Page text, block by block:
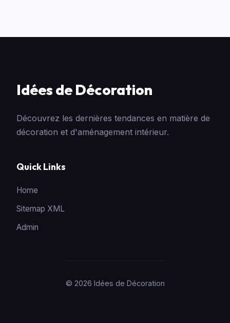
Idées de Décoration
Découvrez les dernières tendances en matière de
décoration et d'aménagement intérieur.
Quick Links
Home
Sitemap XML
Admin
© 2026 Idées de Décoration